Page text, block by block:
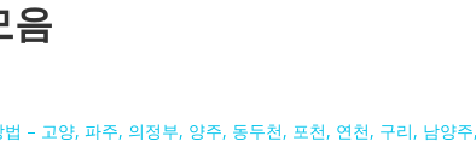
음
– 고양, 파주, 의정부, 양주, 동두천, 포천, 연천, 구리, 남양